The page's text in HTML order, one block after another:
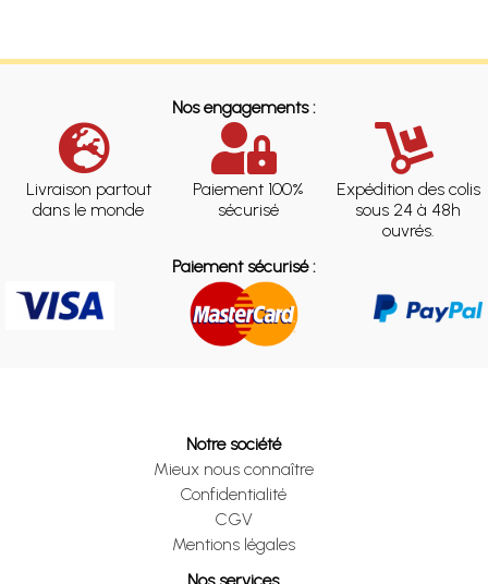
Nos engagements :
Livraison partout
dans le monde
Paiement 100%
sécurisé
Expédition des colis
sous 24 à 48h
ouvrés.
Paiement sécurisé :
Notre société
Mieux nous connaître
Confidentialité
CGV
Mentions légales
Nos services